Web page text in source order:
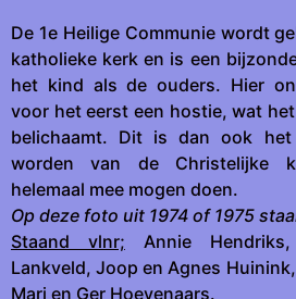
De 1e Heilige Communie wordt
katholieke kerk en is een
het kind als de ouders. Hier
voor het eerst een hostie, wat
belichaamt. Dit is dan ook het
worden van de Christelijke
helemaal mee mogen doen.
Op deze foto uit 1974 of 1975
Staand vlnr; Annie
Lankveld, Joop en Agnes
Mari en Ger Hoevenaars.